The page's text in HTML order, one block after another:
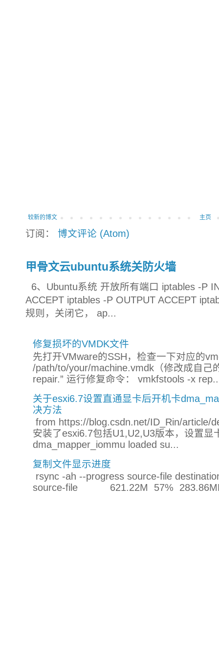
较新的博文 主页
订阅： 博文评论 (Atom)
甲骨文云ubuntu系统关防火墙
6、Ubuntu系统 开放所有端口 iptables -P
ACCEPT iptables -P OUTPUT ACCEPT
规则，关闭它， ap...
修复损坏的VMDK文件
先打开VMware的SSH，检查一下对应的
/path/to/your/machine.vmdk（修改成自己
repair.” 运行修复命令： vmkfstools -x
关于esxi6.7设置直通显卡后开机卡
决方法
from https://blog.csdn.net/ID_Rin/
安装了esxi6.7包括U1,U2,U3版本，设置显
dma_mapper_iommu loaded su...
复制文件显示进度
rsync -ah --progress source-file
source-file 621.22M 57%